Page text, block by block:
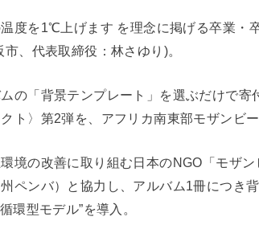
度を1℃上げます を理念に掲げる卒業・
、代表取締役：林さゆり)。
の「背景テンプレート」を選ぶだけで
ト〉第2弾を、アフリカ南東部モザンビ
境の改善に取り組む日本のNGO「モザ
ペンバ）と協力し、アルバム1冊につき
環型モデル”を導入。